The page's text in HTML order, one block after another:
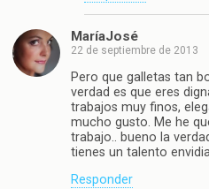
MaríaJosé
22 de septiembre de 2013
Pero que galletas tan
verdad es que eres
trabajos muy finos,
mucho gusto. Me he
trabajo.. bueno la
tienes un talento
Responder